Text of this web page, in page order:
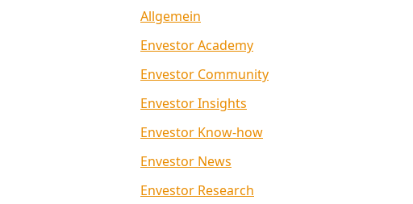
Allgemein
Envestor Academy
Envestor Community
Envestor Insights
Envestor Know-how
Envestor News
Envestor Research